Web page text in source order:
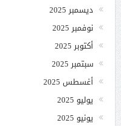
ديسمبر 2025
نوفمبر 2025
أكتوبر 2025
سبتمبر 2025
أغسطس 2025
يوليو 2025
يونيو 2025